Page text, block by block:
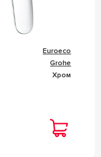
Euroeco
Grohe
Хром